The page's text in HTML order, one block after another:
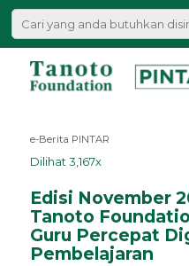
Lewati
|
Tanoto
e-Berita PINTAR
Dilihat 3,167x
Edisi November
Tanoto
Guru Percepat
Pembelajaran